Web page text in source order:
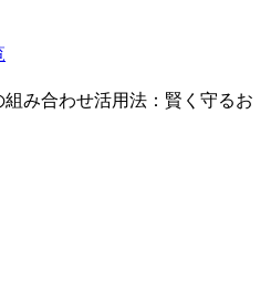
み合わせ活用法：賢く守るお